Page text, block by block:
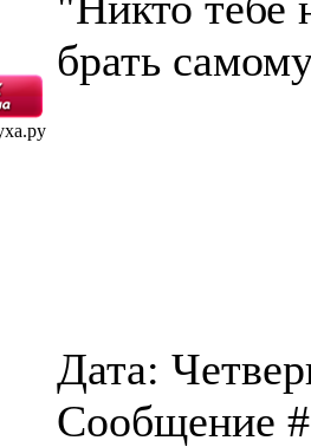
брать
Дата:
Сообщение